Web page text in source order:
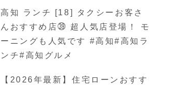
高知 ランチ [18] タクシーお客さ
んおすすめ店㊴ 超人気店登場！ モ
ーニングも人気です #高知#高知ラ
ンチ#高知グルメ
【2026年最新】住宅ローンおすす